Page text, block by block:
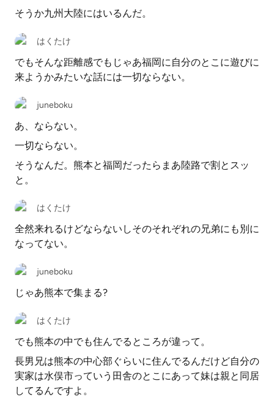
そうか九州大陸にはいるんだ。
はくたけ
でもそんな距離感でもじゃあ福岡に自分のとこに遊びに
来ようかみたいな話には一切ならない。
juneboku
あ、ならない。
一切ならない。
そうなんだ。熊本と福岡だったらまあ陸路で割とスッ
と。
はくたけ
全然来れるけどならないしそのそれぞれの兄弟にも別に
なってない。
juneboku
じゃあ熊本で集まる?
はくたけ
でも熊本の中でも住んでるところが違って。
長男兄は熊本の中心部ぐらいに住んでるんだけど自分の
実家は水俣市っていう田舎のとこにあって妹は親と同居
してるんですよ。